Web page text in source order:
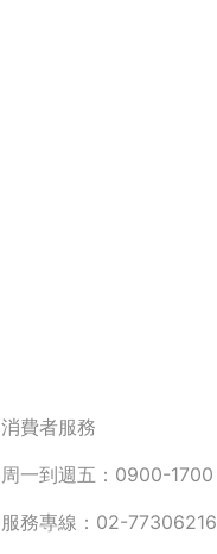
消費者服務
周一到週五：0900-1700
服務專線：02-77306216